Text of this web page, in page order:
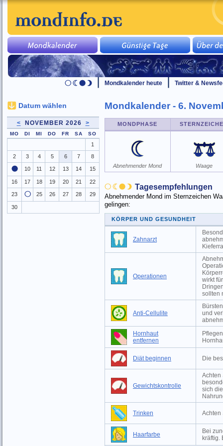
Mondkalender heute Twitter &
Mondkalender - 6.
MONDPHASE
Abnehmender Mond Waage
Tagesempfehlungen
Abnehmender Mond im Sternzeichen
gelingen:
KÖRPER UND GESUNDHEIT
Zahnarzt
Operationen
wirkt
sollten
Anti-Cellulite
und
Hornhaut
entfernen
Diät beginnen Die
Gewichtskontrolle
Achten
sich
Trinken Achten
Haarfarbe
Bei
kräftig.
Datum wählen
< NOVEMBER 2026 >
MO DI MI DO FR SA SO
1
2
3 4 5 6 7 8
10 11 12 13 14 15
16 17 18 19 20 21 22
23 25 26 27 28 29
30